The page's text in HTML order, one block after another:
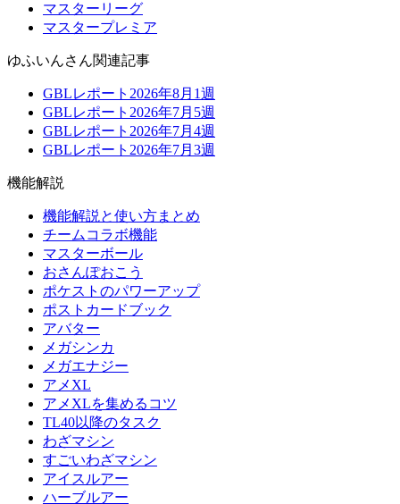
マスターリーグ
マスタープレミア
ゆふいんさん関連記事
GBLレポート2026年8月1週
GBLレポート2026年7月5週
GBLレポート2026年7月4週
GBLレポート2026年7月3週
機能解説
機能解説と使い方まとめ
チームコラボ機能
マスターボール
おさんぽおこう
ポケストのパワーアップ
ポストカードブック
アバター
メガシンカ
メガエナジー
アメXL
アメXLを集めるコツ
TL40以降のタスク
わざマシン
すごいわざマシン
アイスルアー
ハーブルアー